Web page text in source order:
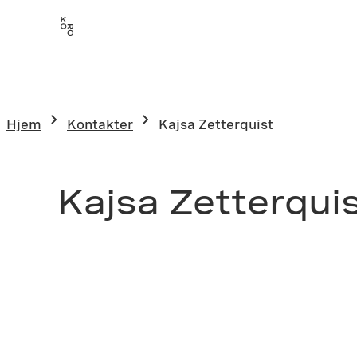
Hjem Kontakter Kajsa Zetterquist
Kajsa